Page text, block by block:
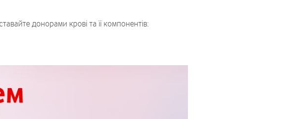
донорами крові та її компонентів: